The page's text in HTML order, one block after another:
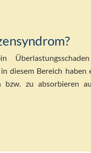
diesem Bereich haben
bzw. zu absorbieren